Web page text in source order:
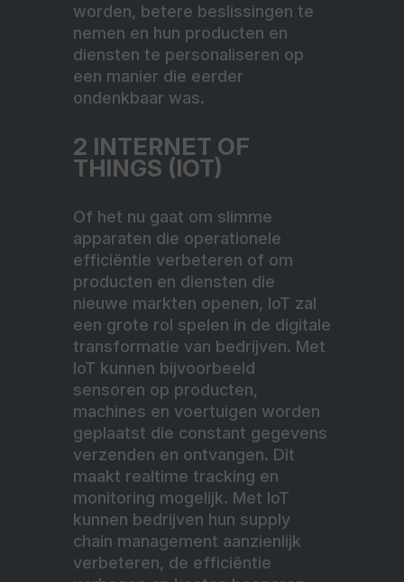
worden, betere beslissingen te
nemen en hun producten en
diensten te personaliseren op
een manier die eerder
ondenkbaar was.
2 INTERNET OF
THINGS (IOT)
Of het nu gaat om slimme
apparaten die operationele
efficiëntie verbeteren of om
producten en diensten die
nieuwe markten openen, IoT zal
een grote rol spelen in de digitale
transformatie van bedrijven. Met
IoT kunnen bijvoorbeeld
sensoren op producten,
machines en voertuigen worden
geplaatst die constant gegevens
verzenden en ontvangen. Dit
maakt realtime tracking en
monitoring mogelijk. Met IoT
kunnen bedrijven hun supply
chain management aanzienlijk
verbeteren, de efficiëntie